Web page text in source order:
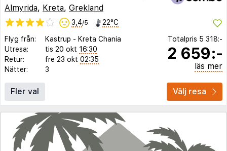
Almyrida, Kreta, Grekland
3,4/5 22°C
Flyg från: Kastrup - Kreta Chania
Utresa:
tis 20 okt 16:30
Retur:
fre 23 okt 02:35
Nätter:
3
Totalpris 5 318:-
2 659:-
läs mer
Fler val Välj resa